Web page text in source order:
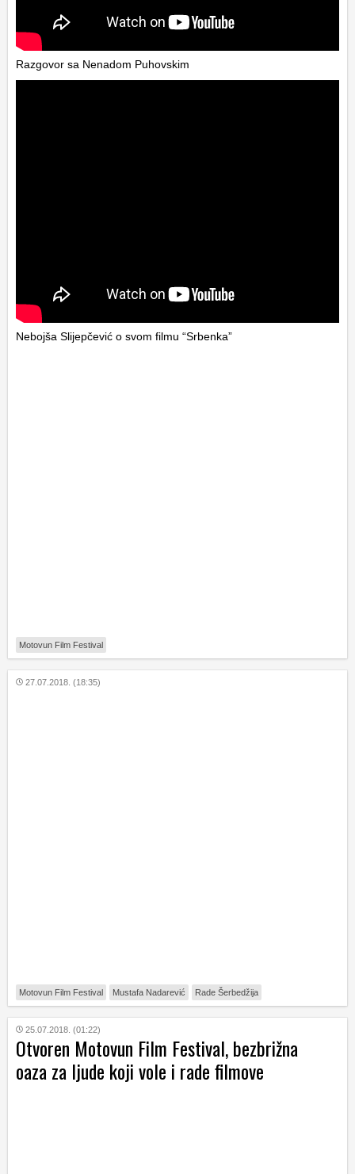
Razgovor sa Nenadom Puhovskim
Nebojša Slijepčević o svom filmu “Srbenka”
Motovun Film Festival
27.07.2018. (18:35)
Motovun Film Festival Mustafa Nadarević Rade Šerbedžija
25.07.2018. (01:22)
Otvoren Motovun Film Festival, bezbrižna
oaza za ljude koji vole i rade filmove